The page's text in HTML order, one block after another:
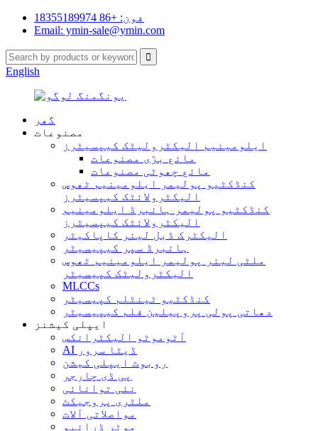
فون: +86 18355189974
Email: ymin-sale@ymin.com
English
گھر
مصنوعات
ایلومینیم الیکٹرولیٹک کیپسیٹرز
مائع بڑی مصنوعات
مائع چھوٹی مصنوعات
کنڈکٹیو پولیمر ایلومینیم ٹھوس
الیکٹرولائٹک کیپسیٹرز
کنڈکٹیو پولیمر ہائبرڈ ایلومینیم
الیکٹرولائٹک کیپسیٹرز
الیکٹرک ڈبل لیئر کاپاکیٹر
ہائبرڈ سپر کیپیسیٹر
ملٹی لیئر پولیمر ایلومینیم ٹھوس
الیکٹرولیٹک کپیسیٹر
MLCCs
کنڈکٹیو ٹینٹلم کپیسیٹر
دھاتی پولی پروپیلین فلم کیپیسیٹر
ایپلی کیشنز
آٹوموٹو الیکٹرانکس
AI ڈیٹا سرور
روبوٹ ایپلی کیشن
پی ڈی چارجر
نئی توانائی
ملٹری پروجیکٹ
مواصلاتی آلات
موٹر ڈرائیو